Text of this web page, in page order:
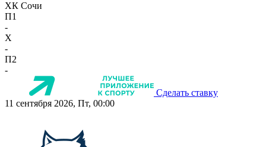
ХК Сочи
П1
-
X
-
П2
-
Сделать ставку
11 сентября 2026, Пт, 00:00